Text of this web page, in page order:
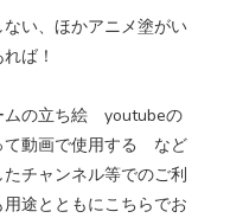
い、ほかアニメ塗がい
ば！
の立ち絵 youtubeの
動画で使用する など
たチャンネル等でのご利
途とともにこちらでお